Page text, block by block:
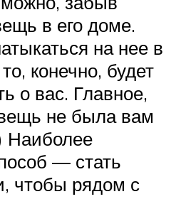
в его доме.
на нее в
конечно, будет
о вас. Главное,
не была вам
Наиболее
— стать
чтобы рядом с